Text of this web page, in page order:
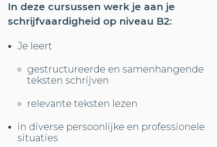
In deze cursussen werk je aan je
schrijfvaardigheid op niveau B2:
Je leert
gestructureerde en samenhangende
teksten schrijven
relevante teksten lezen
in diverse persoonlijke en professionele
situaties